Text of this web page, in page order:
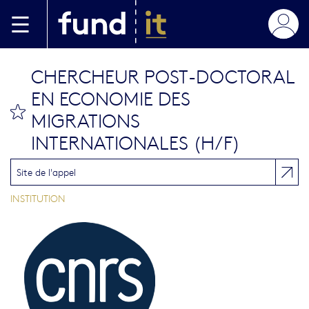
CHERCHEUR POST-DOCTORAL
EN ECONOMIE DES
MIGRATIONS
INTERNATIONALES (H/F)
Site de l'appel
INSTITUTION